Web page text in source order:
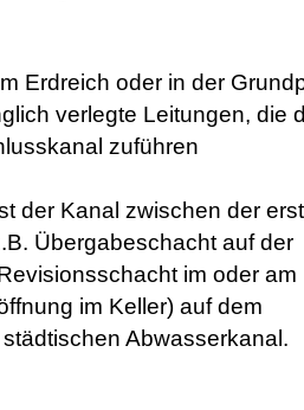
Erdreich oder in der
verlegte Leitungen, die
zuführen
der Kanal zwischen der
Übergabeschacht auf der
im oder am
im Keller) auf dem
Abwasserkanal.